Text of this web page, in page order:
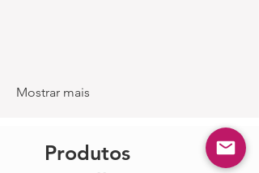
Mostrar mais
Produtos